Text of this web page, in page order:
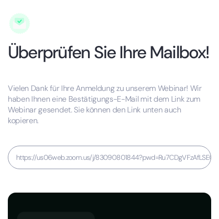
Überprüfen Sie Ihre Mailbox!
Vielen Dank für Ihre Anmeldung zu unserem Webinar! Wir
haben Ihnen eine Bestätigungs-E-Mail mit dem Link zum
Webinar gesendet. Sie können den Link unten auch
kopieren.
https://us06web.zoom.us/j/